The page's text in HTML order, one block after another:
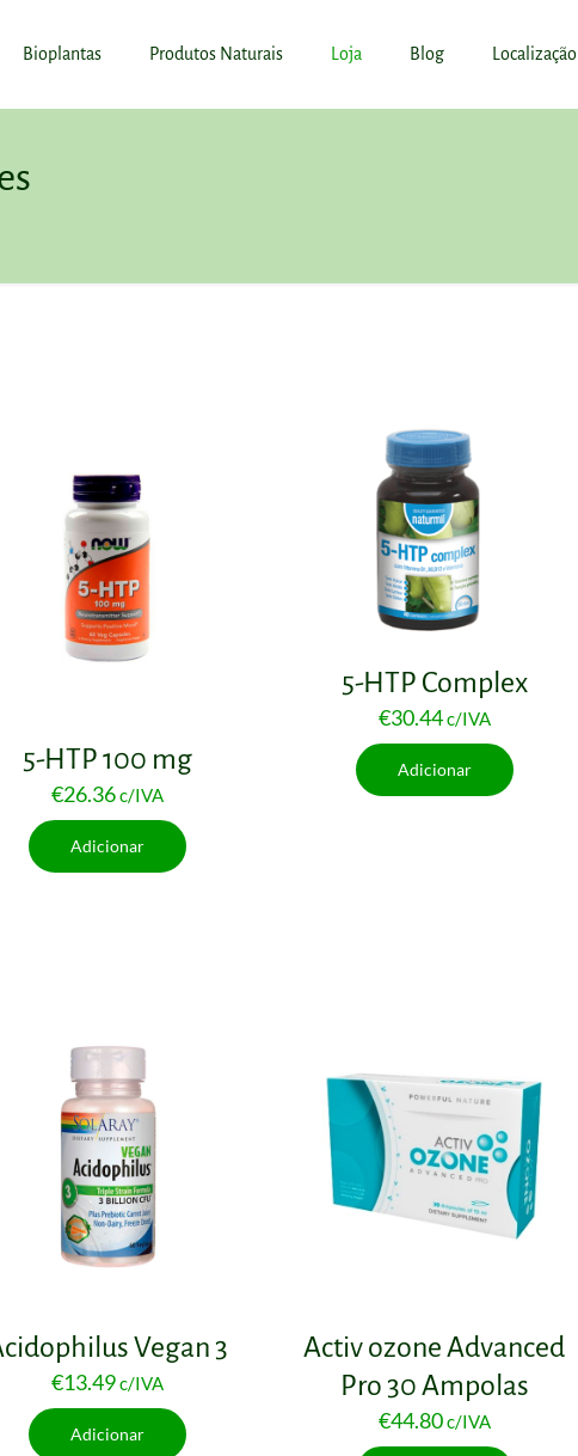
Bioplantas Produtos Naturais Loja Blog Localização
5-HTP 100 mg
€26.36c/IVA
Adicionar
5-HTP Complex
€30.44c/IVA
Adicionar
Vegan 3
€13.49c/IVA
Adicionar
Activ ozone Advanced
Pro 30 Ampolas
€44.80c/IVA